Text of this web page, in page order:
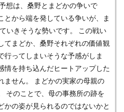
想は、桑野とまどかの争いで
とから端を発している争いが、ま
いきそうな勢いです。 この戦い
てまどか、桑野それぞれの価値観
行ってしまいそうな予感がしま
情を持ち込んだヒートアップした
ません。 まどかの実家の母親の
そのことで、母の事務所の跡を
かの姿が見られるのではないかと